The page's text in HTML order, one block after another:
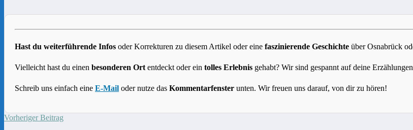
Hast du weiterführende Infos oder Korrekturen zu diesem Artikel oder eine faszinierende Geschichte über Osnabrück
Vielleicht hast du einen besonderen Ort entdeckt oder ein tolles Erlebnis gehabt? Wir sind gespannt auf deine
Schreib uns einfach eine E-Mail oder nutze das Kommentarfenster unten. Wir freuen uns darauf, von dir zu hören!
Vorheriger Beitrag